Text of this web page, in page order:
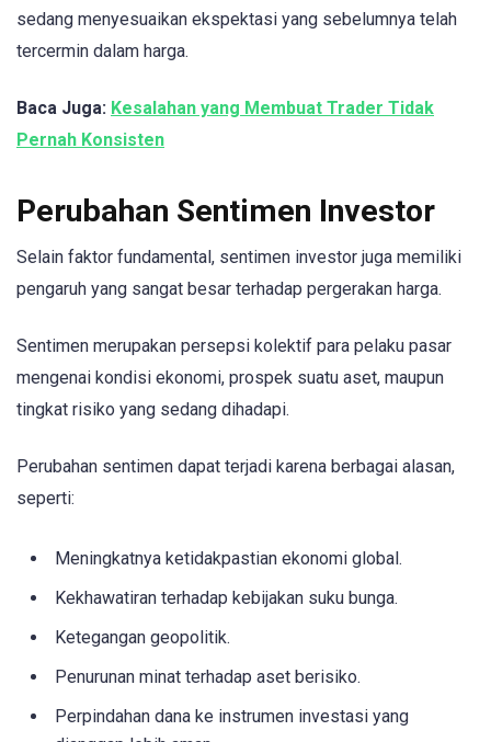
sedang menyesuaikan ekspektasi yang sebelumnya telah
tercermin dalam harga.
Baca Juga: Kesalahan yang Membuat Trader Tidak
Pernah Konsisten
Perubahan Sentimen Investor
Selain faktor fundamental, sentimen investor juga memiliki
pengaruh yang sangat besar terhadap pergerakan harga.
Sentimen merupakan persepsi kolektif para pelaku pasar
mengenai kondisi ekonomi, prospek suatu aset, maupun
tingkat risiko yang sedang dihadapi.
Perubahan sentimen dapat terjadi karena berbagai alasan,
seperti:
Meningkatnya ketidakpastian ekonomi global.
Kekhawatiran terhadap kebijakan suku bunga.
Ketegangan geopolitik.
Penurunan minat terhadap aset berisiko.
Perpindahan dana ke instrumen investasi yang